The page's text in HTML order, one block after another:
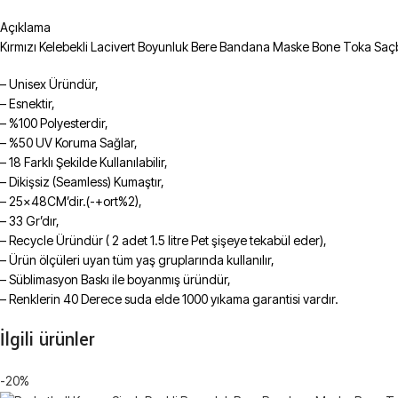
Açıklama
Kırmızı Kelebekli Lacivert Boyunluk Bere Bandana Maske Bone Toka
– Unisex Üründür,
– Esnektir,
– %100 Polyesterdir,
– %50 UV Koruma Sağlar,
– 18 Farklı Şekilde Kullanılabilir,
– Dikişsiz (Seamless) Kumaştır,
– 25x48CM’dir.(-+ort%2),
– 33 Gr’dır,
– Recycle Üründür ( 2 adet 1.5 litre Pet şişeye tekabül eder),
– Ürün ölçüleri uyan tüm yaş gruplarında kullanılır,
– Süblimasyon Baskı ile boyanmış üründür,
– Renklerin 40 Derece suda elde 1000 yıkama garantisi vardır.
İlgili ürünler
-20%